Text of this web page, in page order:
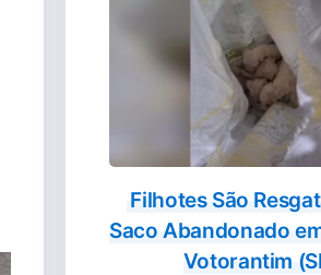
Filhotes São
Saco Abandonado
Votorantim